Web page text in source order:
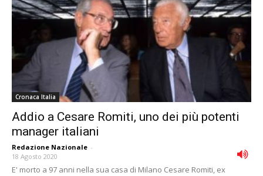
Cronaca Italia
Addio a Cesare Romiti, uno dei più potenti
manager italiani
Redazione Nazionale -
18 Agosto 2020
E' morto a 97 anni nella sua casa di Milano Cesare Romiti, ex